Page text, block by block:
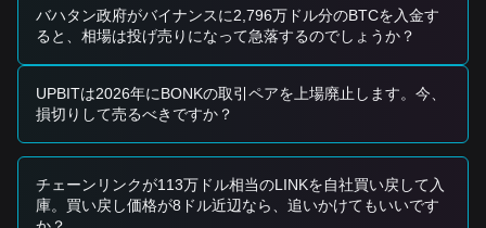
あるいは、価格が $0.0520 のサポート領域まで下がっても下
方向へのブレイクが起きないなら、小規模なポジションを検
トレンド投資家
NYMが$0.0685のレジスタンスをブレイクした場合は、ト
レンドに追随し、当初の目標株価（目標価格）を
長期投資家
の構造的サポートを上回っている限り、長期
の蓄積（アキュムレーション）の見立ては維持され、定期的
なドルコスト平均法（DCA）を行う余地があります。
バハタン政府がバイナンスに2,796万ドル分のBTCを入金す
ると、相場は投げ売りになって急落するのでしょうか？
UPBITは2026年にBONKの取引ペアを上場廃止します。今、
損切りして売るべきですか？
チェーンリンクが113万ドル相当のLINKを自社買い戻して入
庫。買い戻し価格が8ドル近辺なら、追いかけてもいいです